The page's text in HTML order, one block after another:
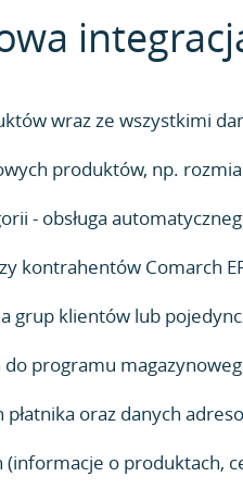
wraz ze wszystkimi
produktów, np.
- obsługa
kontrahentów Comarch
grup klientów lub
do programu
oraz danych
o produktach,